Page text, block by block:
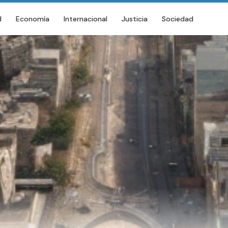
Economía Internacional Justicia Sociedad